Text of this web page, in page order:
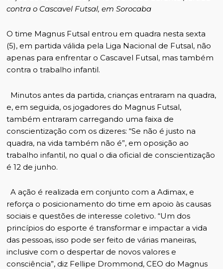
contra o Cascavel Futsal, em Sorocaba
O time Magnus Futsal entrou em quadra nesta sexta
(5), em partida válida pela Liga Nacional de Futsal, não
apenas para enfrentar o Cascavel Futsal, mas também
contra o trabalho infantil.
Minutos antes da partida, crianças entraram na quadra,
e, em seguida, os jogadores do Magnus Futsal,
também entraram carregando uma faixa de
conscientização com os dizeres: “Se não é justo na
quadra, na vida também não é”, em oposição ao
trabalho infantil, no qual o dia oficial de conscientização
é 12 de junho.
A ação é realizada em conjunto com a Adimax, e
reforça o posicionamento do time em apoio às causas
sociais e questões de interesse coletivo. “Um dos
princípios do esporte é transformar e impactar a vida
das pessoas, isso pode ser feito de várias maneiras,
inclusive com o despertar de novos valores e
consciência”, diz Fellipe Drommond, CEO do Magnus